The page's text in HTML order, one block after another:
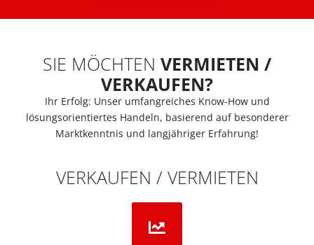
SIE MÖCHTEN VERMIETEN /
VERKAUFEN?
Ihr Erfolg: Unser umfangreiches Know-How und
lösungsorientiertes Handeln, basierend auf besonderer
Marktkenntnis und langjähriger Erfahrung!
VERKAUFEN / VERMIETEN